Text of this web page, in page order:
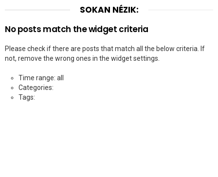
SOKAN NÉZIK:
No posts match the widget criteria
Please check if there are posts that match all the below criteria. If
not, remove the wrong ones in the widget settings.
Time range: all
Categories:
Tags: